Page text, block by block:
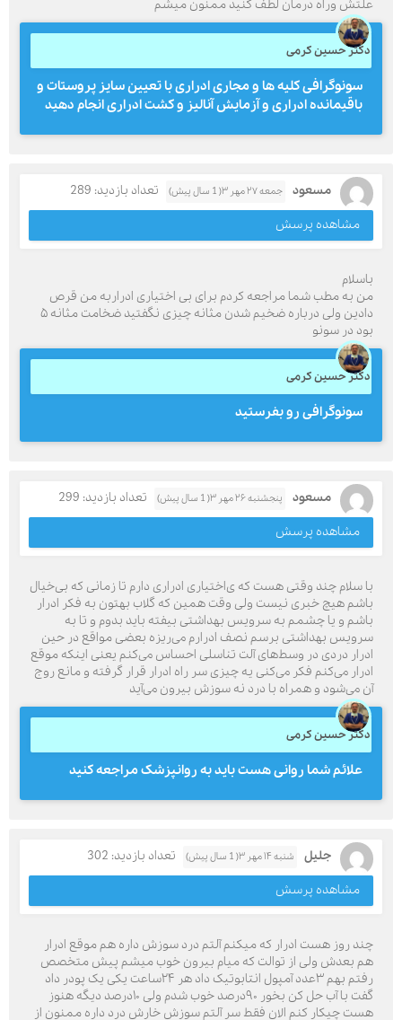
علتش وراه درمان لطف کنید ممنون میشم
دکتر حسین کرمی
سونوگرافی کلیه ها و مجاری ادراری با تعیین سایز پروستات و
باقیمانده ادراری و آزمایش آنالیز و کشت ادراری انجام دهید
مسعود جمعه ۲۷ مهر ۳( 1 سال پیش)
تعداد بازدید: 289
مشاهده پرسش
باسلام
من به مطب شما مراجعه کردم برای بی اختیاری ادراربه من قرص
دادین ولی درباره ضخیم شدن مثانه چیزی نگفتید ضخامت مثانه ۵
بود در سونو
دکتر حسین کرمی
سونوگرافی رو بفرستید
مسعود پنجشنبه ۲۶ مهر ۳( 1 سال پیش)
تعداد بازدید: 299
مشاهده پرسش
با سلام چند وقتی هست که ی‌اختیاری ادراری دارم تا زمانی که بی‌خیال
باشم هیچ خبری نیست ولی وقت همین که گلاب بهتون به فکر ادرار
باشم و یا چشمم به سرویس بهداشتی بیفته باید بدوم و تا به
سرویس بهداشتی برسم نصف ادرارم می‌ریزه بعضی مواقع در حین
ادرار دردی در وسط‌های آلت تناسلی احساس می‌کنم یعنی اینکه موقع
ادرار می‌کنم فکر می‌کنی یه چیزی سر راه ادرار قرار گرفته و مانع روج
آن می‌شود و همراه با درد نه سوزش بیرون می‌آید
دکتر حسین کرمی
علائم شما روانی هست باید به روانپزشک مراجعه کنید
جلیل شنبه ۱۴ مهر ۳( 1 سال پیش)
تعداد بازدید: 302
مشاهده پرسش
چند روز هست ادرار که میکنم آلتم درد سوزش داره هم موقع ادرار
هم بعدش ولی از توالت که میام بیرون خوب میشم پیش متخصص
رفتم بهم ۳عدد آمپول انتابوتیک داد هر ۲۴ساعت یکی یک پودر داد
گفت با آب حل کن بخور ۹۰درصد خوب شدم ولی ۱۰درصد دیگه هنوز
هست چیکار کنم الان فقط سر آلتم سوزش خارش درد داره ممنون از